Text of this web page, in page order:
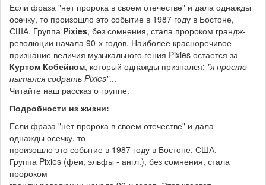
Если фраза "нет пророка в своем отечестве" и дала однажды
осечку, то произошло это событие в 1987 году в Бостоне,
США. Группа Pixies, без сомнения, стала пророком грандж-
революции начала 90-х годов. Наиболее красноречивое
признание величия музыкального гения Pixies остается за
Куртом Кобейном, который однажды признался: "я просто
пытался содрать Pixies"...
Читайте наш рассказ о группе.
Подробности из жизни:
Если фраза "нет пророка в своем отечестве" и дала
однажды осечку, то
произошло это событие в 1987 году в Бостоне, США.
Группа Pixies (феи, эльфы - англ.), без сомнения, стала
пророком